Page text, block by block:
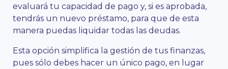
evaluará tu capacidad de pago y, si es aprobada,
tendrás un nuevo préstamo, para que de esta
manera puedas liquidar todas las deudas.
Esta opción simplifica la gestión de tus finanzas,
pues sólo debes hacer un único pago, en lugar